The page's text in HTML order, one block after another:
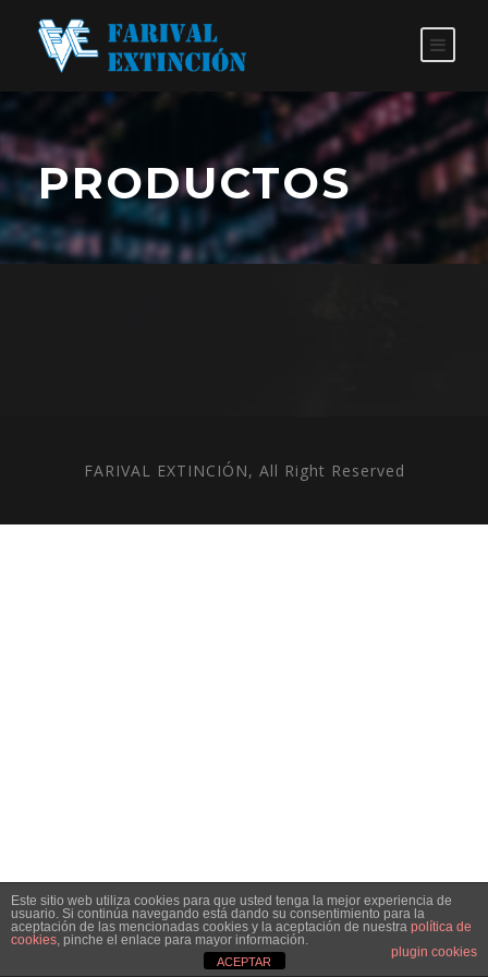
PRODUCTOS
FARIVAL EXTINCIÓN, All Right Reserved
Este sitio web utiliza cookies para que usted tenga la mejor experiencia de
usuario. Si continúa navegando está dando su consentimiento para la
aceptación de las mencionadas cookies y la aceptación de nuestra política de
cookies, pinche el enlace para mayor información.
plugin cookies
ACEPTAR